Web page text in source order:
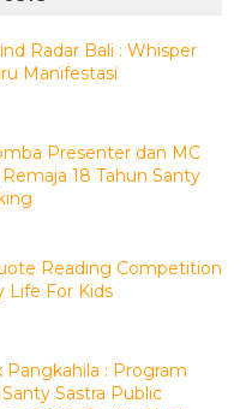
Radar Bali : Whisper
Manifestasi
Presenter dan MC
18 Tahun Santy
Reading Competition
Life For Kids
Pangkahila : Program
Sastra Public